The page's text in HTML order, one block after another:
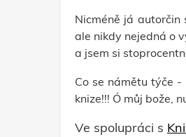
Nicméně já autorčin
ale nikdy nejedná o
a jsem si
Co se námětu týče
knize!!! Ó můj bože,
Ve spolupráci s